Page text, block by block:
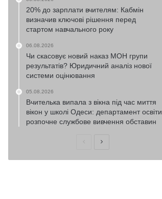
20% до зарплати вчителям: Кабмін
визначив ключові рішення перед
стартом навчального року
06.08.2026
Чи скасовує новий наказ МОН групи
результатів? Юридичний аналіз нової
системи оцінювання
05.08.2026
Вчителька випала з вікна під час миття
вікон у школі Одеси: департамент освіти
розпочне службове вивчення обставин
ПопередняНаступна